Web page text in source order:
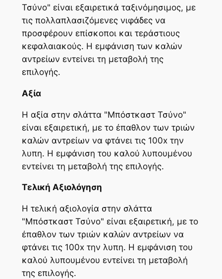
Τσύνο" είναι εξαιρετικά ταξινόμησιμος, με
τις πολλαπλασιζόμενες νιφάδες να
προσφέρουν επίσκοποι και τεράστιους
κεφαλαιακούς. Η εμφάνιση των καλών
αντρείων εντείνει τη μεταβολή της
επιλογής.
Αξία
Η αξία στην σλάττα "Μπόστκαστ Τσύνο"
είναι εξαιρετική, με το έπαθλον των τριών
καλών αντρείων να φτάνει τις 100x την
λυπη. Η εμφάνιση του καλού λυπουμένου
εντείνει τη μεταβολή της επιλογής.
Τελική Αξιολόγηση
Η τελική αξιολογία στην σλάττα
"Μπόστκαστ Τσύνο" είναι εξαιρετική, με το
έπαθλον των τριών καλών αντρείων να
φτάνει τις 100x την λυπη. Η εμφάνιση του
καλού λυπουμένου εντείνει τη μεταβολή
της επιλογής.